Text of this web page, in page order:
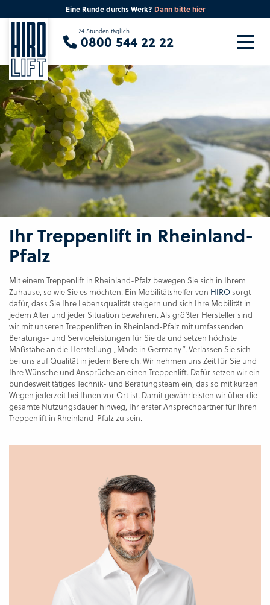
Ihr Treppenlift in Rheinland-
Pfalz
Mit einem Treppenlift in Rheinland-Pfalz bewegen Sie sich in Ihrem
Zuhause, so wie Sie es möchten. Ein Mobilitätshelfer von HIRO sorgt
dafür, dass Sie Ihre Lebensqualität steigern und sich Ihre Mobilität in
jedem Alter und jeder Situation bewahren. Als größter Hersteller sind
wir mit unseren Treppenliften in Rheinland-Pfalz mit umfassenden
Beratungs- und Serviceleistungen für Sie da und setzen höchste
Maßstäbe an die Herstellung „Made in Germany“. Verlassen Sie sich
bei uns auf Qualität in jedem Bereich. Wir nehmen uns Zeit für Sie und
Ihre Wünsche und Ansprüche an einen Treppenlift. Dafür setzen wir ein
bundesweit tätiges Technik- und Beratungsteam ein, das so mit kurzen
Wegen jederzeit bei Ihnen vor Ort ist. Damit gewährleisten wir über die
gesamte Nutzungsdauer hinweg, Ihr erster Ansprechpartner für Ihren
Treppenlift in Rheinland-Pfalz zu sein.
Eine Runde durchs Werk? Dann bitte hier
24 Stunden täglich
0800 544 22 22
Sie suchen eine Beratung vor Ort?
Ihre PLZ Beratung